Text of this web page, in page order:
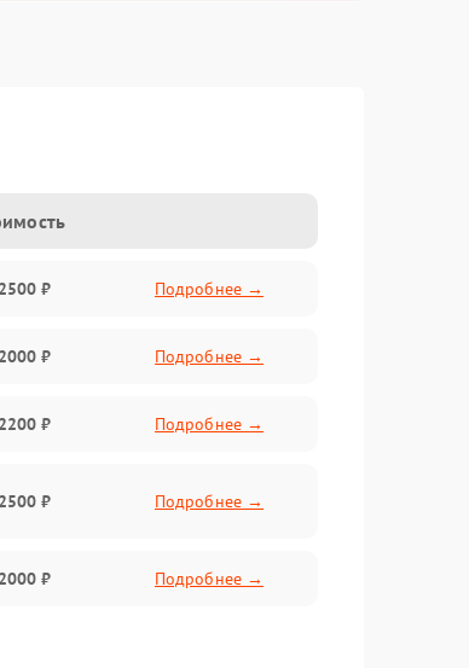
₽ Подробнее →
₽ Подробнее →
₽ Подробнее →
₽ Подробнее →
₽ Подробнее →